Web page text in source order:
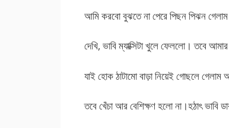
আমি করবো বুঝতে না পেরে পিছন পিঝন
দেখি, ভাবি ম্যাক্সিটা খুলে ফেললো। তবে
যাই হোক ঠাটামো বাড়া নিয়েই গোছলে
তবে খেঁচা আর বেশিক্ষণ হলো না।হঠাৎ ভাবি